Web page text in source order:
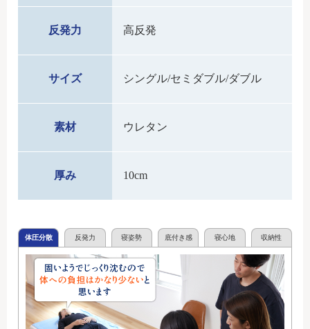
反発力 高反発
サイズ シングル/セミダブル/ダブル
素材 ウレタン
厚み 10cm
体圧分散 反発力 寝姿勢 底付き感 寝心地 収納性